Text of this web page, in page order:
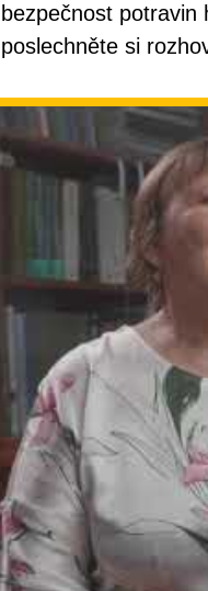
bezpečnost
poslechněte si